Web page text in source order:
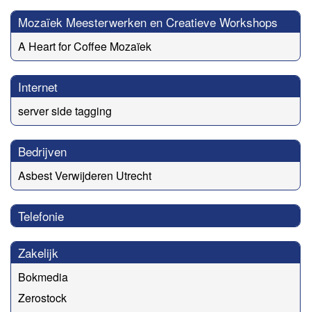
Mozaïek Meesterwerken en Creatieve Workshops
A Heart for Coffee Mozaïek
Internet
server side tagging
Bedrijven
Asbest Verwijderen Utrecht
Telefonie
Zakelijk
Bokmedia
Zerostock